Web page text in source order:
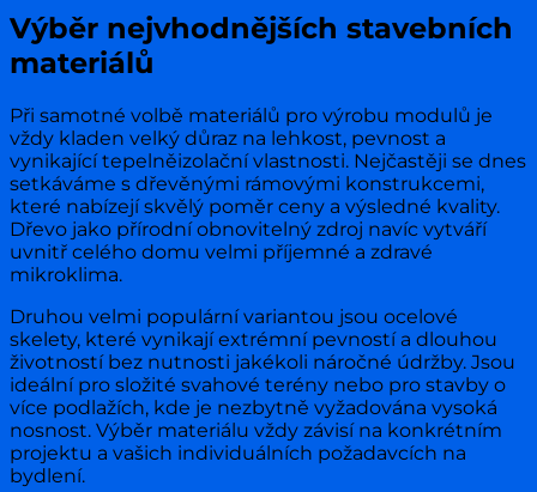
Výběr nejvhodnějších stavebních
materiálů
Při samotné volbě materiálů pro výrobu modulů je
vždy kladen velký důraz na lehkost, pevnost a
vynikající tepelněizolační vlastnosti. Nejčastěji se dnes
setkáváme s dřevěnými rámovými konstrukcemi,
které nabízejí skvělý poměr ceny a výsledné kvality.
Dřevo jako přírodní obnovitelný zdroj navíc vytváří
uvnitř celého domu velmi příjemné a zdravé
mikroklima.
Druhou velmi populární variantou jsou ocelové
skelety, které vynikají extrémní pevností a dlouhou
životností bez nutnosti jakékoli náročné údržby. Jsou
ideální pro složité svahové terény nebo pro stavby o
více podlažích, kde je nezbytně vyžadována vysoká
nosnost. Výběr materiálu vždy závisí na konkrétním
projektu a vašich individuálních požadavcích na
bydlení.